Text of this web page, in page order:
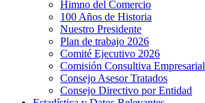
Himno del Comercio
100 Años de Historia
Nuestro Presidente
Plan de trabajo 2026
Comité Ejecutivo 2026
Comisión Consultiva Empresarial
Consejo Asesor Tratados
Consejo Directivo por Entidad